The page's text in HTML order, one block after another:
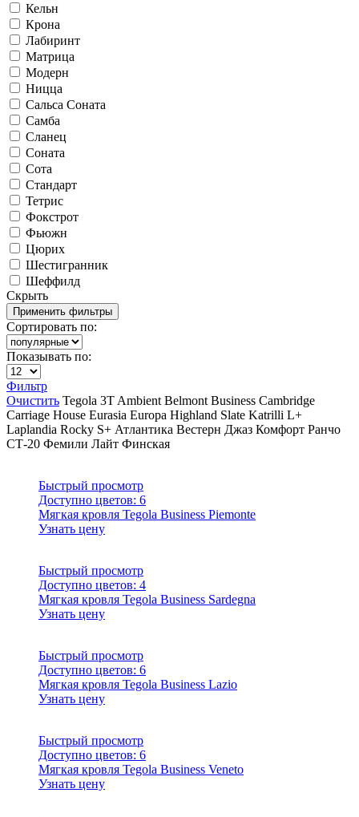
Кельн
Крона
Лабиринт
Матрица
Модерн
Ницца
Сальса Соната
Самба
Сланец
Соната
Сота
Стандарт
Тетрис
Фокстрот
Фьюжн
Цюрих
Шестигранник
Шеффилд
Скрыть
Сортировать по:
Показывать по:
Фильтр
Очистить Tegola 3T Ambient Belmont Business Cambridge
Carriage House Eurasia Europa Highland Slate Katrilli L+
Laplandia Rocky S+ Атлантика Вестерн Джаз Комфорт Ранчо
СТ-20 Фемили Лайт Финская
Быстрый просмотр
Доступно цветов: 6
Мягкая кровля Tegola Business Piemonte
Узнать цену
Быстрый просмотр
Доступно цветов: 4
Мягкая кровля Tegola Business Sardegna
Узнать цену
Быстрый просмотр
Доступно цветов: 6
Мягкая кровля Tegola Business Lazio
Узнать цену
Быстрый просмотр
Доступно цветов: 6
Мягкая кровля Tegola Business Veneto
Узнать цену